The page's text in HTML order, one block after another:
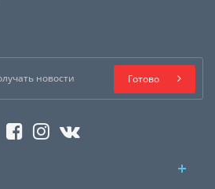
Готово